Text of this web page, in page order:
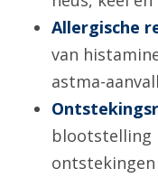
Allergische
van
astma-
blootstelling